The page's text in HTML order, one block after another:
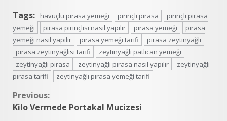
Tags: havuçlu pırasa yemeği pirinçli pırasa
pirinçli pırasa
yemeği
pırasa pirinçlisi nasıl yapılır pırasa yemeği
pırasa
yemeği nasıl yapılır
pırasa yemeği tarifi
pırasa zeytinyağlı
pırasa zeytinyağlısı tarifi
zeytinyağlı patlıcan yemeği
zeytinyağlı pırasa
zeytinyağlı pırasa nasıl yapılır
zeytinyağlı
pırasa tarifi
zeytinyağlı pırasa yemeği tarifi
Continue
Previous:
Kilo Vermede Portakal Mucizesi